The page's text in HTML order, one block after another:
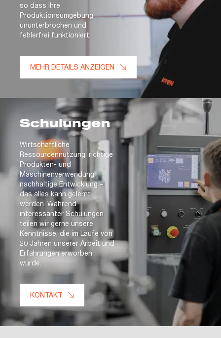
so dass Ihre
Produktionsumgebung
ununterbrochen und
fehlerfrei funktioniert.
MEHR DETAILS ANZEIGEN
Schulungen
Wirtschaftliche
Ressourcennutzung, richtige
Produkten- und
Maschinenverwendung,
nachhaltige Entwicklung –
das alles kann gelernt
werden. Während
interessanter Schulungen
teilen wir gerne unsere
Kenntnisse, die im Laufe von
20 Jahren unserer Arbeit und
Erfahrungen erworben
wurde.
KONTAKT